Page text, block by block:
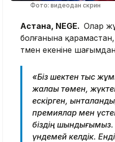
Фото: видеодан скрин
Астана, NEGE. Олар
болғанына
төмен екеніне
«Біз шектен тыс
жалақы төмен,
ескірген,
премиялар мен
біздің шындығымыз.
үндемей келдік. Енді